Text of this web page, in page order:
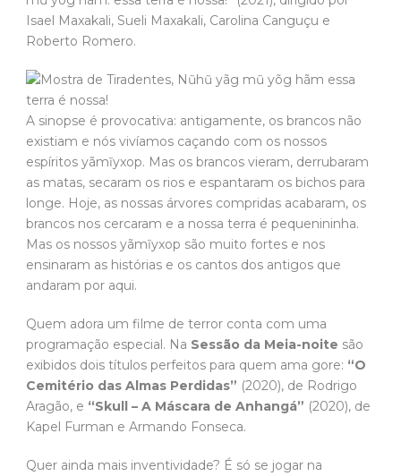
Isael Maxakali, Sueli Maxakali, Carolina Canguçu e
Roberto Romero.
A sinopse é provocativa: antigamente, os brancos não
existiam e nós vivíamos caçando com os nossos
espíritos yãmĩyxop. Mas os brancos vieram, derrubaram
as matas, secaram os rios e espantaram os bichos para
longe. Hoje, as nossas árvores compridas acabaram, os
brancos nos cercaram e a nossa terra é pequenininha.
Mas os nossos yãmĩyxop são muito fortes e nos
ensinaram as histórias e os cantos dos antigos que
andaram por aqui.
Quem adora um filme de terror conta com uma
programação especial. Na Sessão da Meia-noite são
exibidos dois títulos perfeitos para quem ama gore: “O
Cemitério das Almas Perdidas” (2020), de Rodrigo
Aragão, e “Skull – A Máscara de Anhangá” (2020), de
Kapel Furman e Armando Fonseca.
Quer ainda mais inventividade? É só se jogar na